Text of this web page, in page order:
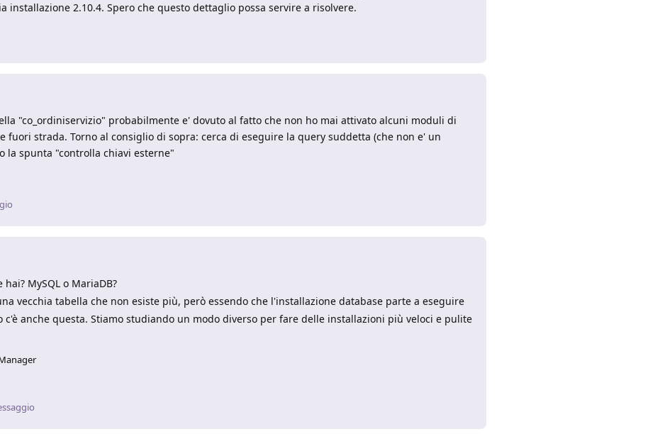
installazione 2.10.4. Spero che questo dettaglio possa servire a risolvere.
"co_ordiniservizio" probabilmente e' dovuto al fatto che non ho mai attivato alcuni moduli di
fuori strada. Torno al consiglio di sopra: cerca di eseguire la query suddetta (che non e' un
la spunta "controlla chiavi esterne"
hai? MySQL o MariaDB?
vecchia tabella che non esiste più, però essendo che l'installazione database parte a eseguire
anche questa. Stiamo studiando un modo diverso per fare delle installazioni più veloci e pulite